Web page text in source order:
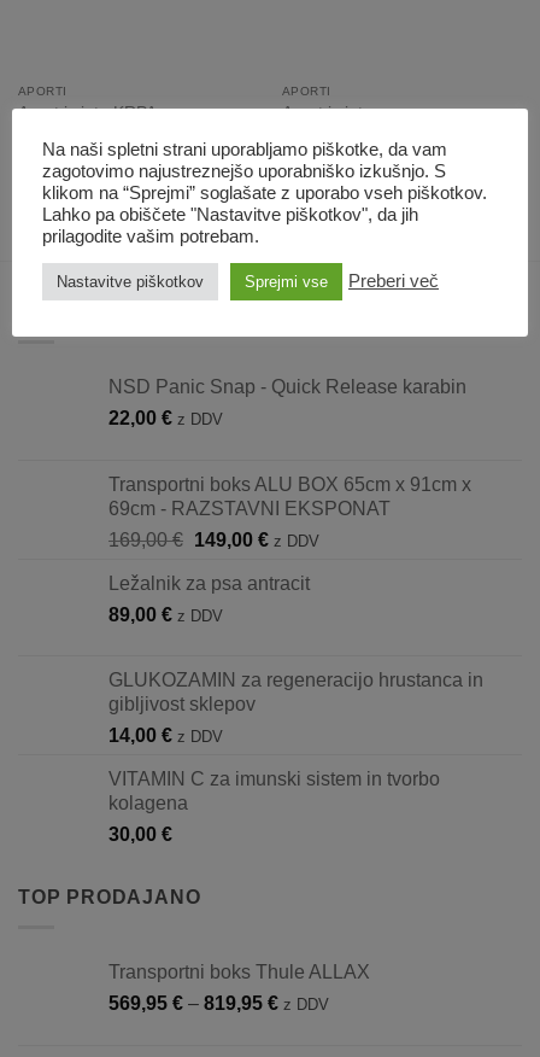
APORTI
Aport iz jute KRPA
razpon:
od
21,00 €
do
27,70 €
APORTI
Aport iz jute
razpon:
od
9,70 €
do
19,90 €
NSD Panic Snap - Quick Release karabin
22,00 € z DDV
Transportni boks ALU BOX 65cm x 91cm x
69cm - RAZSTAVNI EKSPONAT
169,00€ Izvirna
je
bila:
149,00 €Trenutna
je:
z DDV
Ležalnik za psa antracit
89,00 € z DDV
GLUKOZAMIN za regeneracijo hrustanca in
gibljivost sklepov
14,00 € z DDV
VITAMIN C za imunski sistem in tvorbo
kolagena
30,00 €
TOP PRODAJANO
Transportni boks Thule ALLAX
569,95 € – 819,95 €Cenovni
z DDV
Na naši spletni strani uporabljamo piškotke, da vam
zagotovimo najustreznejšo uporabniško izkušnjo. S
klikom na “Sprejmi” soglašate z uporabo vseh piškotkov.
Lahko pa obiščete "Nastavitve piškotkov", da jih
prilagodite vašim potrebam.
Nastavitve piškotkov Sprejmi vse Preberi več